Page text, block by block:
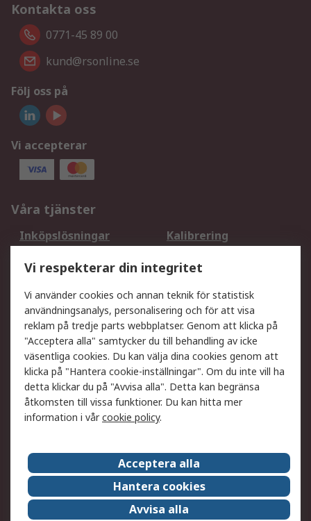
Kontakta oss
0771-45 89 00
kund@rsonline.se
Följ oss på
Vi accepterar
Våra tjänster
Inköpslösningar
Kalibrering
DesignSpark
Teknisk Support
Ditt lokala säljteam
Exportlösningar
Support
Få hjälp
Retur av varor
Leverans
Spåra din order
Begär en fakturakopi
Fördelar med RS-konto
Betalningsalternativ
Om RS
Försäljningsvillkor
Det juridiska
Press Centre
Jobba hos RS
ESG
Vi respekterar din integritet
Vi använder cookies och annan teknik för statistisk
användningsanalys, personalisering och för att visa
reklam på tredje parts webbplatser. Genom att klicka på
"Acceptera alla" samtycker du till behandling av icke
väsentliga cookies. Du kan välja dina cookies genom att
klicka på "Hantera cookie-inställningar". Om du inte vill ha
detta klickar du på "Avvisa alla". Detta kan begränsa
åtkomsten till vissa funktioner. Du kan hitta mer
information i vårcookie policy.
Acceptera alla
Hantera cookies
Avvisa alla